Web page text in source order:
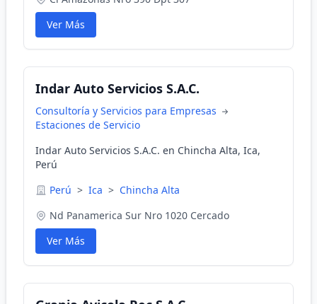
Ver Más
Indar Auto Servicios S.A.C.
Consultoría y Servicios para Empresas
Estaciones de Servicio
Indar Auto Servicios S.A.C. en Chincha Alta, Ica,
Perú
Perú > Ica > Chincha Alta
Nd Panamerica Sur Nro 1020 Cercado
Ver Más